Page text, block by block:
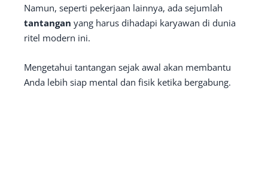
Namun, seperti pekerjaan lainnya, ada sejumlah
tantangan yang harus dihadapi karyawan di dunia
ritel modern ini.
Mengetahui tantangan sejak awal akan membantu
Anda lebih siap mental dan fisik ketika bergabung.